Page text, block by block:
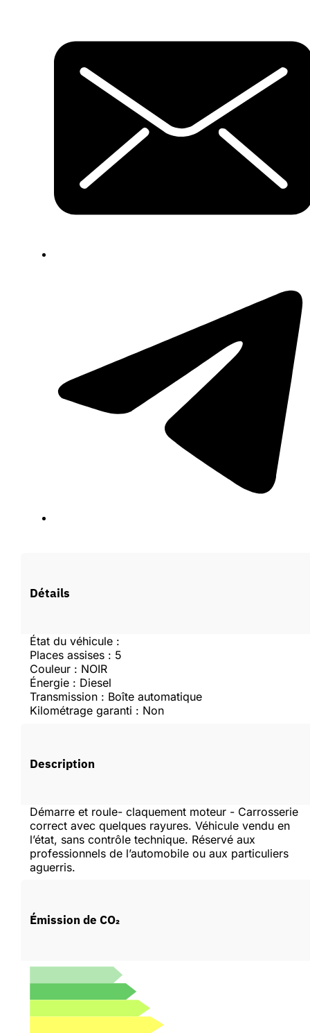
Détails
État du véhicule :
Places assises : 5
Couleur : NOIR
Énergie : Diesel
Transmission : Boîte automatique
Kilométrage garanti : Non
Description
Démarre et roule- claquement moteur - Carrosserie
correct avec quelques rayures. Véhicule vendu en
l’état, sans contrôle technique. Réservé aux
professionnels de l’automobile ou aux particuliers
aguerris.
Émission de CO₂